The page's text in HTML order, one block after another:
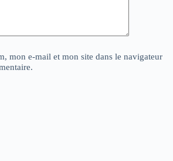
mon e-mail et mon site dans le navigateur